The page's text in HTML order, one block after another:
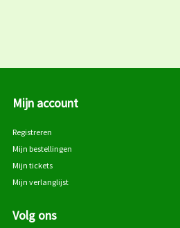
Mijn account
Registreren
Mijn bestellingen
Mijn tickets
Mijn verlanglijst
Volg ons